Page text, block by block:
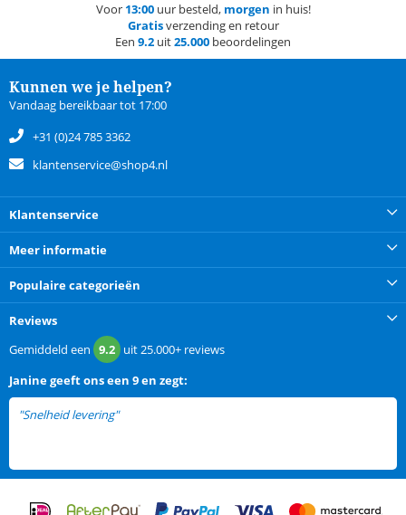
Voor 13:00uur besteld, morgen in huis!
Gratisverzending en retour
Een 9.2 uit25.000 beoordelingen
Kunnen we je helpen?
Vandaag bereikbaar tot 17:00
+31 (0)24 785 3362
klantenservice@shop4.nl
Klantenservice
Meer informatie
Populaire categorieën
Reviews
Gemiddeld een 9.2 uit25.000+ reviews
Janinegeeft ons een 9 en zegt:
"Snelheid levering"